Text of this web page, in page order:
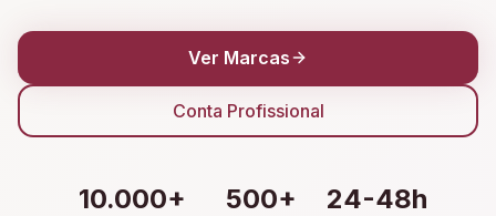
Ver Marcas
Conta Profissional
10.000+ 500+ 24-48h